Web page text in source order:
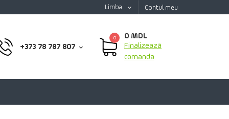
Limba Contul meu
+373 78 787 807
0
0 MDL
Finalizează
comanda